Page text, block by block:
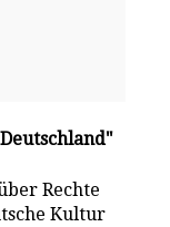
Rechte
Kultur